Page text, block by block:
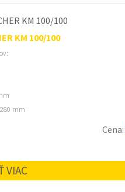
KM 100/100
mm
Cena:
VIAC